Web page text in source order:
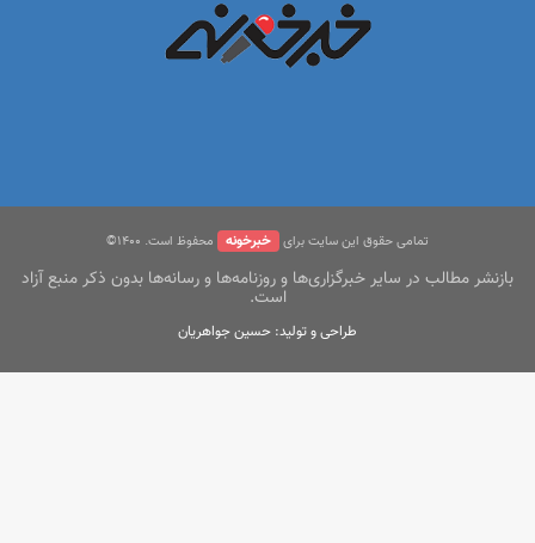
تمامی حقوق این سایت برای خبرخونه محفوظ است. ۱400©
بازنشر مطالب در سایر خبرگزاری‌ها و روزنامه‌ها و رسانه‌ها بدون ذکر منبع آزاد
است.
طراحی و تولید: حسین جواهریان